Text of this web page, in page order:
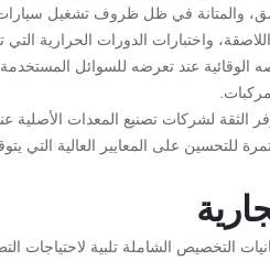
والمتانة في ظل ظروف تشغيل سيارات
واختبارات الدورات الحرارية التي
الوقائية عند تعرضه للسوائل
الثقة لشركات تصنيع المعدات الأصلية
للتحسين على المعايير العالية التي
التخصيص الشاملة تلبية لاحتياجات